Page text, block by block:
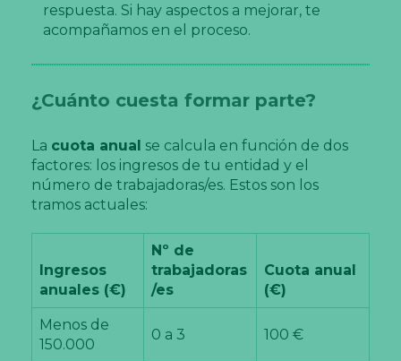
respuesta. Si hay aspectos a mejorar, te
acompañamos en el proceso.
¿Cuánto cuesta formar parte?
La cuota anual se calcula en función de dos
factores: los ingresos de tu entidad y el
número de trabajadoras/es. Estos son los
tramos actuales:
Ingresos
anuales (€)
Nº de
trabajadoras
/es
Cuota anual
(€)
Menos de
150.000
0 a 3 100 €